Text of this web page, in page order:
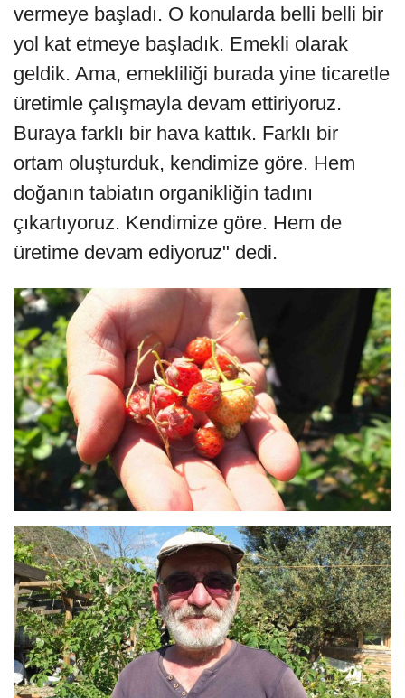
vermeye başladı. O konularda belli belli bir
yol kat etmeye başladık. Emekli olarak
geldik. Ama, emekliliği burada yine ticaretle
üretimle çalışmayla devam ettiriyoruz.
Buraya farklı bir hava kattık. Farklı bir
ortam oluşturduk, kendimize göre. Hem
doğanın tabiatın organikliğin tadını
çıkartıyoruz. Kendimize göre. Hem de
üretime devam ediyoruz" dedi.